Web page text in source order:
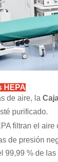
HEPA
de aire, la
purificado.
filtran el
de presión
99,99 % de